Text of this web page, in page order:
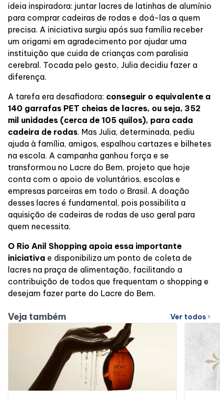
Alimentação
ideia inspiradora: juntar lacres de latinhas de alumínio
para comprar cadeiras de rodas e doá-las a quem
precisa. A iniciativa surgiu após sua família receber
um origami em agradecimento por ajudar uma
instituição que cuida de crianças com paralisia
cerebral. Tocada pelo gesto, Julia decidiu fazer a
diferença.
A tarefa era desafiadora: conseguir o equivalente a
140 garrafas PET cheias de lacres, ou seja, 352
mil unidades (cerca de 105 quilos), para cada
cadeira de rodas. Mas Julia, determinada, pediu
ajuda à família, amigos, espalhou cartazes e bilhetes
na escola. A campanha ganhou força e se
transformou no Lacre do Bem, projeto que hoje
conta com o apoio de voluntários, escolas e
empresas parceiras em todo o Brasil. A doação
desses lacres é fundamental, pois possibilita a
aquisição de cadeiras de rodas de uso geral para
quem necessita.
O Rio Anil Shopping apoia essa importante
iniciativa e disponibiliza um ponto de coleta de
lacres na praça de alimentação, facilitando a
contribuição de todos que frequentam o shopping e
desejam fazer parte do Lacre do Bem.
Veja também Ver todos chevron_right